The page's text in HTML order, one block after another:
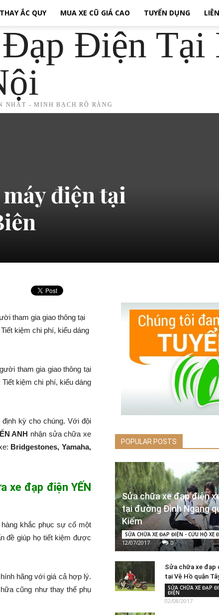
ẮC QUY MUA XE CŨ GIÁ CAO TUYỂN DỤNG
Điện Tại
NHẤT - MINH BẠCH RÕ RÀNG
điện tại
tham gia giao thông tại
kiệm chi phí, kiểu dáng
tham gia giao thông tại
kiệm chi phí, kiểu dáng
kỳ cho chúng. Với đội
ANH nhận sửa chữa xe
Bridgestones, Yamaha,
xe đạp điện YẾN
khắc phục sự cố một
đề giúp họ tiết kiệm được
hãng với giá cả hợp lý.
cũng như thay thế phụ
POPULAR POSTS
Sửa chữa xe đạp điện
tại đường Đình Ngang
Kiếm
SỬA CHỮA XE ĐẠP ĐIỆN - CỨU HỘ XE
12/07/2017 0
Sửa chữa xe đạp
tại Vệ Hồ quận
SỬA CHỮA XE ĐẠP
ĐIỆN
02/08/2017